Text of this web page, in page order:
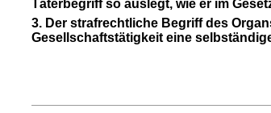
Täterbegriff so auslegt, wie er im
3. Der strafrechtliche Begriff des
Gesellschaftstätigkeit eine